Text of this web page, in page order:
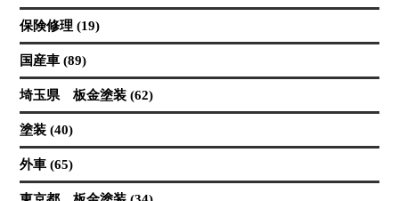
保険修理 (19)
国産車 (89)
埼玉県 板金塗装 (62)
塗装 (40)
外車 (65)